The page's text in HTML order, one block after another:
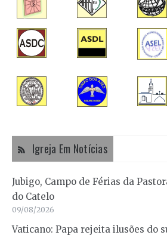
Igreja Em Notícias
Jubigo, Campo de Férias da
do Catelo
09/08/2026
Vaticano: Papa rejeita ilusões do